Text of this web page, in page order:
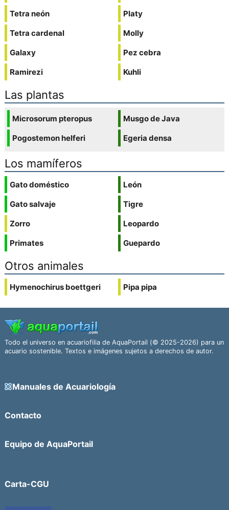
Tetra neón
Tetra cardenal
Galaxy
Ramirezi
Platy
Molly
Pez cebra
Kuhli
Las plantas
Microsorum pteropus
Pogostemon helferi
Musgo de Java
Egeria densa
Los mamíferos
Gato doméstico
Gato salvaje
Zorro
Primates
León
Tigre
Leopardo
Guepardo
Otros animales
Hymenochirus boettgeri Pipa pipa
Todo el universo en acuariofilia de AquaPortail (© 2025-2026) para un
acuario sostenible. Textos e imágenes sujetos a derechos de autor.
Manuales de Acuariología
Contacto
Equipo de AquaPortail
Carta-CGU